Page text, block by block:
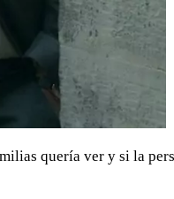
quería ver y si la